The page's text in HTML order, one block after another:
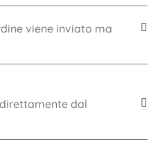
viene inviato ma
dal